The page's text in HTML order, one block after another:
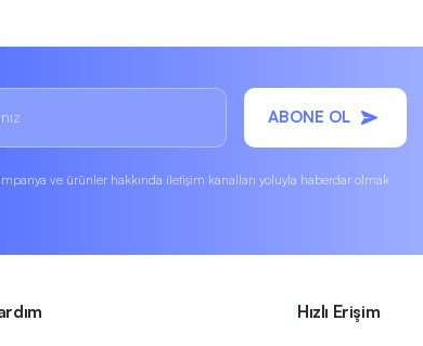
ABONE OL
ve ürünler hakkında iletişim kanalları yoluyla haberdar olmak
Hızlı Erişim